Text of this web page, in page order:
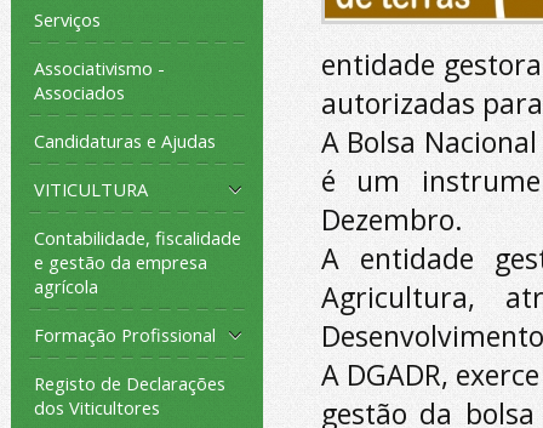
Serviços
Associativismo -
Associados
Candidaturas e Ajudas
VITICULTURA
Contabilidade, fiscalidade
e gestão da empresa
agrícola
Formação Profissional
Registo de Declarações
dos Viticultores
entidade
autorizadas
A Bolsa
é um
Dezembro.
A entidade
Agricultura,
A DGADR,
gestão da